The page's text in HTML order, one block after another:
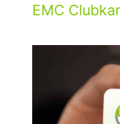
EMC